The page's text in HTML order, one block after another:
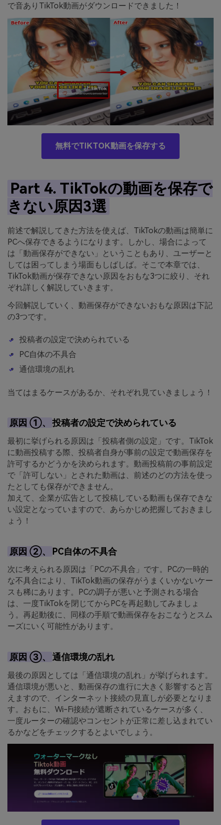
で音ありTikTok動画がダウンロードできました！
無料でTIKTOK動画を保存する
Part 4. TikTokの動画を保存で
きない原因3選
前述で解説してきた方法を使えば、TikTokの動画は簡単に
PCへ保存できるようになります。しかし、場合によって
は「動画保存ができない」ということもあり、ユーザーと
しては困ってしまう場面もしばしば。そこで本章では、
TikTok動画が保存できない原因をおもな3つに絞り、それ
ぞれ詳しく解説していきます。
今回解説していく、動画保存ができないおもな原因は下記
の3つです。
投稿者の設定で決められている
PC自体の不具合
通信環境の乱れ
当てはまるケースがあるか、それぞれ見ていきましょう！
原因 ①、 投稿者の設定で決められている
最初に挙げられる原因は「投稿者側の設定」です。TikTok
に動画投稿する際、投稿者自身が事前の設定で動画保存を
許可するかどうかを決められます。動画投稿前の事前設定
で「許可しない」とされた動画は、前述のどの方法を使っ
たとしても保存ができません。
加えて、企業が広告として投稿している動画も保存できな
い設定となっていますので、あらかじめ把握しておきまし
ょう！
原因 ②、 PC自体の不具合
次に考えられる原因は「PCの不具合」です。PCの一時的
な不具合により、TikTok動画の保存がうまくいかないケー
スも稀にあります。PCの調子が悪いと予測される場合
は、一度TikTokを閉じてからPCを再起動してみましょ
う。再起動後に、同様の手順で動画保存をおこなうとスム
ーズにいく可能性があります。
原因 ③、 通信環境の乱れ
最後の原因としては「通信環境の乱れ」が挙げられます。
通信環境が悪いと、動画保存の進行に大きく影響すると言
えますので、インターネット接続の見直しが必要となりま
す。おもに、Wi-Fi接続が遮断されているケースが多く、
一度ルーターの確認やコンセントが正常に差し込まれてい
るかなどをチェックするとよいでしょう。